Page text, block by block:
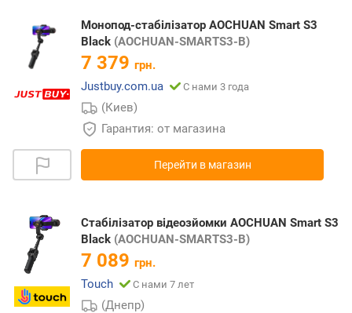
Монопод-стабілізатор AOCHUAN Smart S3
Black (AOCHUAN-SMARTS3-B)
7 379 грн.
Justbuy.com.ua
С нами 3 года
(Киев)
Гарантия: от магазина
Перейти в магазин
Стабілізатор відеозйомки AOCHUAN Smart S3
Black (AOCHUAN-SMARTS3-B)
7 089 грн.
Touch
С нами 7 лет
(Днепр)